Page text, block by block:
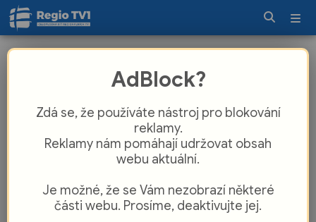
Uherského Hradiště hrají ve zlínském
AdBlock?
Zdá se, že používáte nástroj pro blokování
reklamy.
Reklamy nám pomáhají udržovat obsah
webu aktuální.
Je možné, že se Vám nezobrazí některé
části webu. Prosíme, deaktivujte jej.